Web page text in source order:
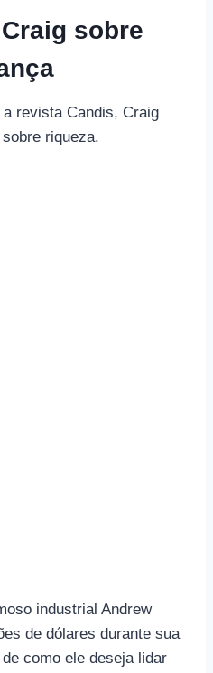
sobre
revista Candis, Craig
riqueza.
industrial Andrew
de dólares durante sua
como ele deseja lidar